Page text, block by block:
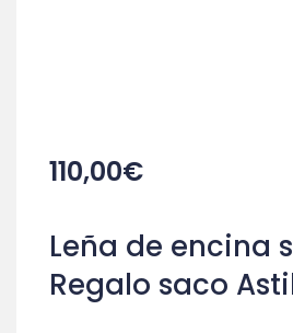
110,00€
Leña de encina
Regalo saco